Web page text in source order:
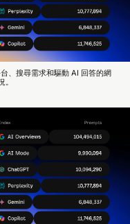
、搜尋需求和驅動 AI 回答的網